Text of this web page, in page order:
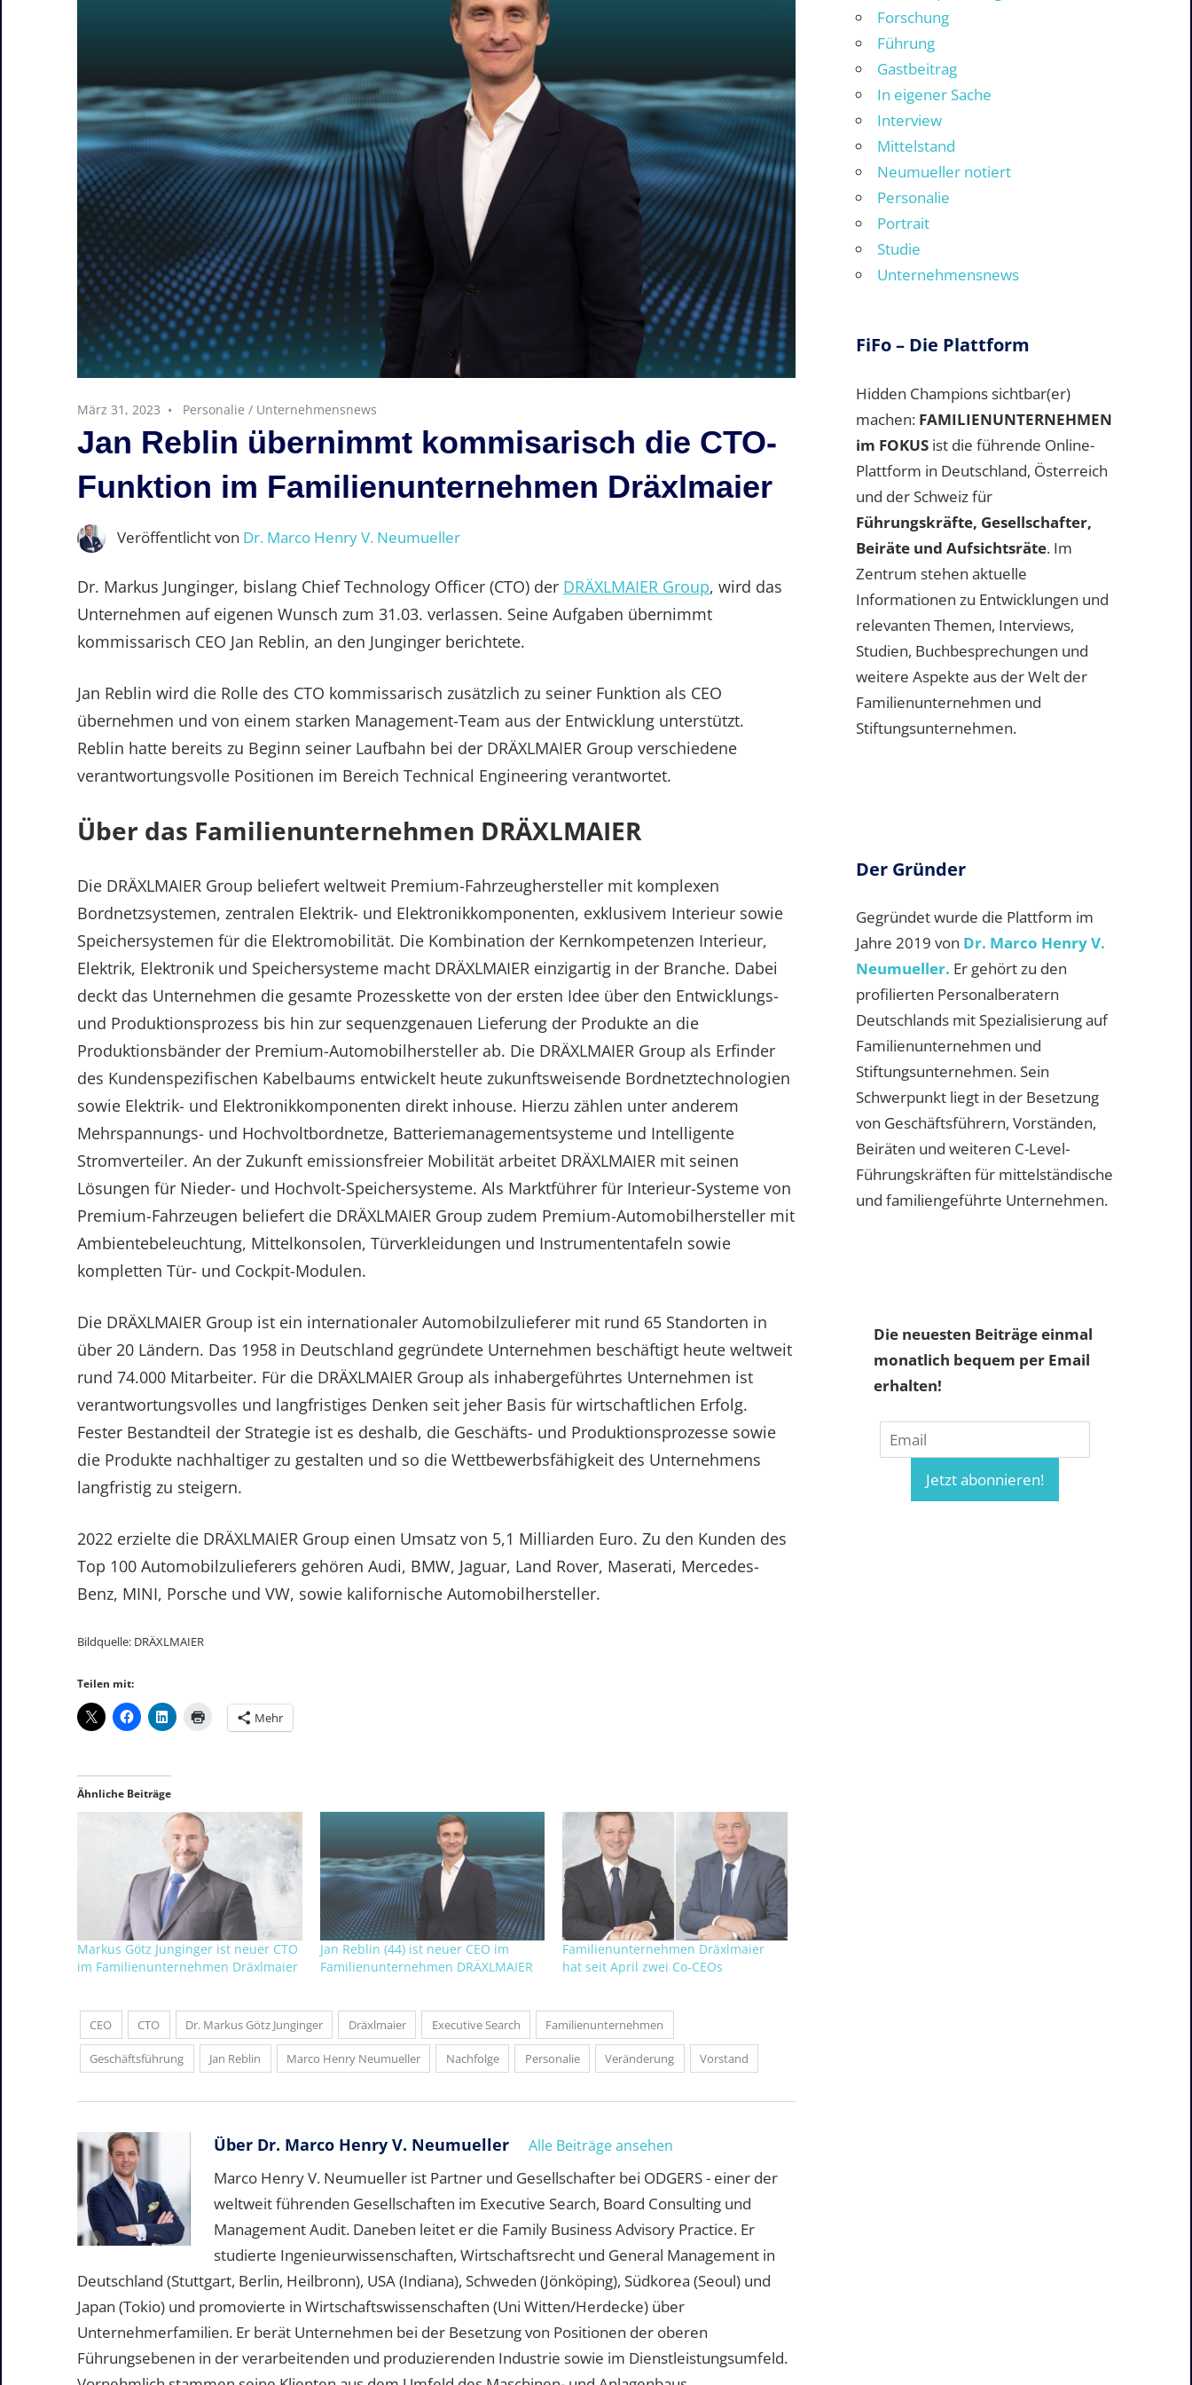
März 31, 2023 Personalie / Unternehmensnews
Jan Reblin übernimmt kommisarisch die CTO-
Funktion im Familienunternehmen Dräxlmaier
Veröffentlicht von Dr. Marco Henry V. Neumueller
Dr. Markus Junginger, bislang Chief Technology Officer (CTO) der DRÄXLMAIER Group, wird das
Unternehmen auf eigenen Wunsch zum 31.03. verlassen. Seine Aufgaben übernimmt
kommissarisch CEO Jan Reblin, an den Junginger berichtete.
Jan Reblin wird die Rolle des CTO kommissarisch zusätzlich zu seiner Funktion als CEO
übernehmen und von einem starken Management-Team aus der Entwicklung unterstützt.
Reblin hatte bereits zu Beginn seiner Laufbahn bei der DRÄXLMAIER Group verschiedene
verantwortungsvolle Positionen im Bereich Technical Engineering verantwortet.
Über das Familienunternehmen DRÄXLMAIER
Die DRÄXLMAIER Group beliefert weltweit Premium-Fahrzeughersteller mit komplexen
Bordnetzsystemen, zentralen Elektrik- und Elektronikkomponenten, exklusivem Interieur sowie
Speichersystemen für die Elektromobilität. Die Kombination der Kernkompetenzen Interieur,
Elektrik, Elektronik und Speichersysteme macht DRÄXLMAIER einzigartig in der Branche. Dabei
deckt das Unternehmen die gesamte Prozesskette von der ersten Idee über den Entwicklungs-
und Produktionsprozess bis hin zur sequenzgenauen Lieferung der Produkte an die
Produktionsbänder der Premium-Automobilhersteller ab. Die DRÄXLMAIER Group als Erfinder
des Kundenspezifischen Kabelbaums entwickelt heute zukunftsweisende Bordnetztechnologien
sowie Elektrik- und Elektronikkomponenten direkt inhouse. Hierzu zählen unter anderem
Mehrspannungs- und Hochvoltbordnetze, Batteriemanagementsysteme und Intelligente
Stromverteiler. An der Zukunft emissionsfreier Mobilität arbeitet DRÄXLMAIER mit seinen
Lösungen für Nieder- und Hochvolt-Speichersysteme. Als Marktführer für Interieur-Systeme von
Premium-Fahrzeugen beliefert die DRÄXLMAIER Group zudem Premium-Automobilhersteller mit
Ambientebeleuchtung, Mittelkonsolen, Türverkleidungen und Instrumententafeln sowie
kompletten Tür- und Cockpit-Modulen.
Die DRÄXLMAIER Group ist ein internationaler Automobilzulieferer mit rund 65 Standorten in
über 20 Ländern. Das 1958 in Deutschland gegründete Unternehmen beschäftigt heute weltweit
rund 74.000 Mitarbeiter. Für die DRÄXLMAIER Group als inhabergeführtes Unternehmen ist
verantwortungsvolles und langfristiges Denken seit jeher Basis für wirtschaftlichen Erfolg.
Fester Bestandteil der Strategie ist es deshalb, die Geschäfts- und Produktionsprozesse sowie
die Produkte nachhaltiger zu gestalten und so die Wettbewerbsfähigkeit des Unternehmens
langfristig zu steigern.
2022 erzielte die DRÄXLMAIER Group einen Umsatz von 5,1 Milliarden Euro. Zu den Kunden des
Top 100 Automobilzulieferers gehören Audi, BMW, Jaguar, Land Rover, Maserati, Mercedes-
Benz, MINI, Porsche und VW, sowie kalifornische Automobilhersteller.
Bildquelle: DRÄXLMAIER
Teilen mit:
Mehr
Ähnliche Beiträge
Markus Götz Junginger ist neuer CTO
im Familienunternehmen Dräxlmaier
Jan Reblin (44) ist neuer CEO im
Familienunternehmen DRÄXLMAIER
Familienunternehmen Dräxlmaier
hat seit April zwei Co-CEOs
CEO CTO Dr. Markus Götz Junginger Dräxlmaier Executive Search Familienunternehmen
Geschäftsführung Jan Reblin Marco Henry Neumueller Nachfolge Personalie Veränderung Vorstand
Über Dr. Marco Henry V. Neumueller Alle Beiträge ansehen
Marco Henry V. Neumueller ist Partner und Gesellschafter bei ODGERS - einer der
weltweit führenden Gesellschaften im Executive Search, Board Consulting und
Management Audit. Daneben leitet er die Family Business Advisory Practice. Er
studierte Ingenieurwissenschaften, Wirtschaftsrecht und General Management in
Deutschland (Stuttgart, Berlin, Heilbronn), USA (Indiana), Schweden (Jönköping), Südkorea (Seoul) und
Japan (Tokio) und promovierte in Wirtschaftswissenschaften (Uni Witten/Herdecke) über
Unternehmerfamilien. Er berät Unternehmen bei der Besetzung von Positionen der oberen
Führungsebenen in der verarbeitenden und produzierenden Industrie sowie im Dienstleistungsumfeld.
Forschung
Führung
Gastbeitrag
In eigener Sache
Interview
Mittelstand
Neumueller notiert
Personalie
Portrait
Studie
Unternehmensnews
FiFo – Die Plattform
Hidden Champions sichtbar(er)
machen: FAMILIENUNTERNEHMEN
im FOKUS ist die führende Online-
Plattform in Deutschland, Österreich
und der Schweiz für
Führungskräfte, Gesellschafter,
Beiräte und Aufsichtsräte. Im
Zentrum stehen aktuelle
Informationen zu Entwicklungen und
relevanten Themen, Interviews,
Studien, Buchbesprechungen und
weitere Aspekte aus der Welt der
Familienunternehmen und
Stiftungsunternehmen.
Der Gründer
Gegründet wurde die Plattform im
Jahre 2019 von Dr. Marco Henry V.
Neumueller. Er gehört zu den
profilierten Personalberatern
Deutschlands mit Spezialisierung auf
Familienunternehmen und
Stiftungsunternehmen. Sein
Schwerpunkt liegt in der Besetzung
von Geschäftsführern, Vorständen,
Beiräten und weiteren C-Level-
Führungskräften für mittelständische
und familiengeführte Unternehmen.
Die neuesten Beiträge einmal
monatlich bequem per Email
erhalten!